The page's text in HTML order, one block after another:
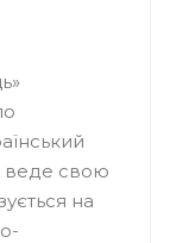
веде свою
на